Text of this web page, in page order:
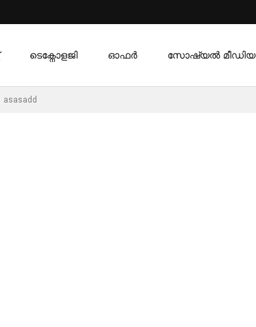
ടെക്നോളജി ഓഫര്‍ സോഷ്യൽ മീഡിയ
asasadd